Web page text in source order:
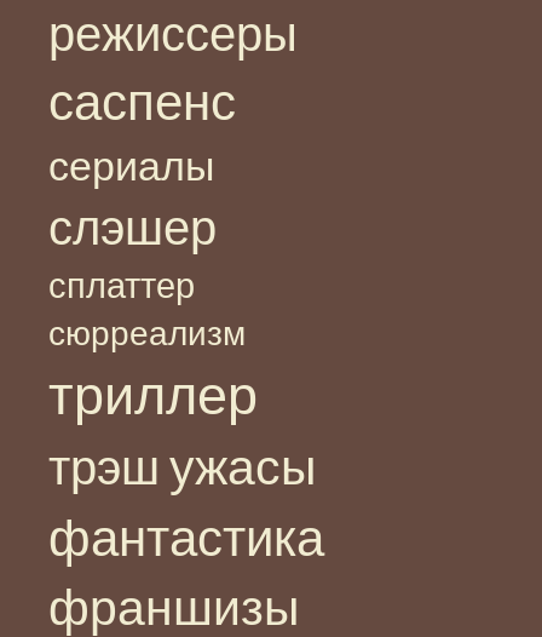
режиссеры
саспенс
сериалы
слэшер
сплаттер
сюрреализм
триллер
трэш ужасы
фантастика
франшизы